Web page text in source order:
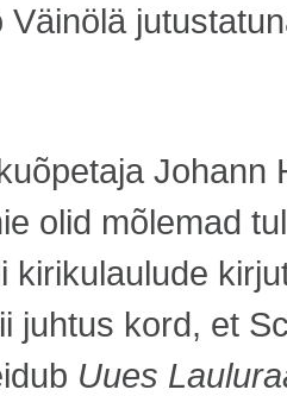
Väinölä
Johann
olid mõlemad
kirikulaulude
juhtus kord, et
Uues